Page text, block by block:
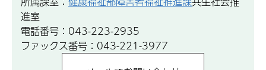
進室
電話番号：043-223-2935
ファックス番号：043-221-3977